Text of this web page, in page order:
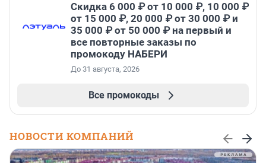
Скидка 6 000 ₽ от 10 000 ₽, 10 000 ₽
от 15 000 ₽, 20 000 ₽ от 30 000 ₽ и
35 000 ₽ от 50 000 ₽ на первый и
все повторные заказы по
промокоду НАБЕРИ
До 31 августа, 2026
Все промокоды
НОВОСТИ КОМПАНИЙ